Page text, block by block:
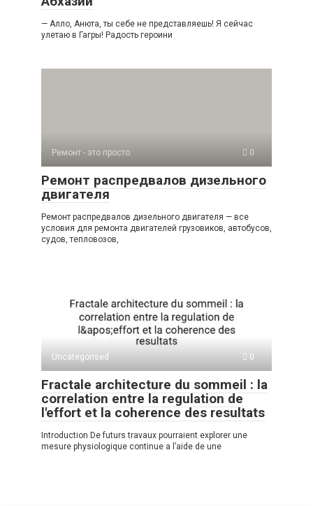
— Алло, Анюта, ты себе не представляешь! Я сейчас
улетаю в Гагры! Радость героини
Ремонт - это просто 0
Ремонт распредвалов дизельного
двигателя
Ремонт распредвалов дизельного двигателя — все
условия для ремонта двигателей грузовиков, автобусов,
судов, тепловозов,
Uncategorised 0
Fractale architecture du sommeil : la
correlation entre la regulation de
l'effort et la coherence des resultats
Introduction De futurs travaux pourraient explorer une
mesure physiologique continue a l’aide de une